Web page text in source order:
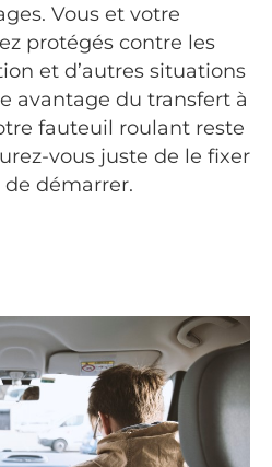
Vous et votre
protégés contre les
et d’autres situations
avantage du transfert à
fauteuil roulant reste
vous juste de le fixer
démarrer.